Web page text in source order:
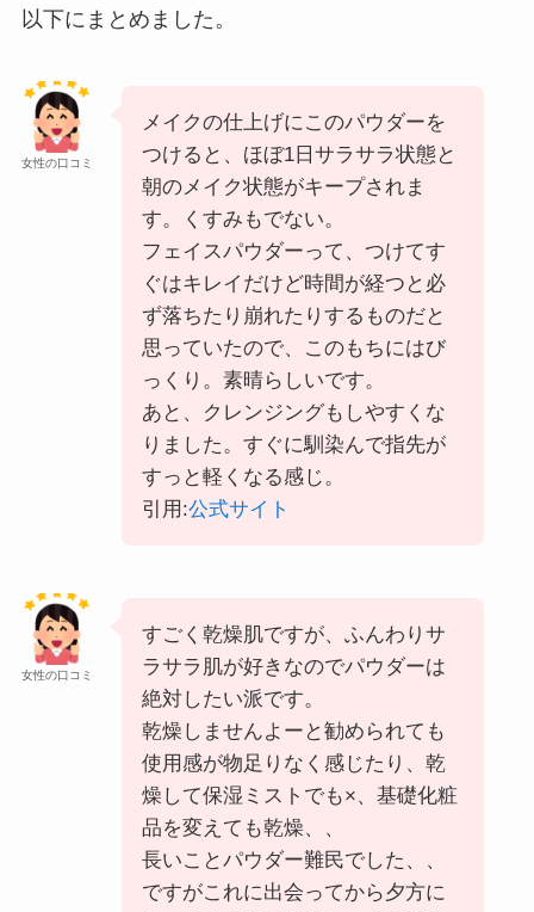
以下にまとめました。
女性の口コミ
メイクの仕上げにこのパウダーを
つけると、ほぼ1日サラサラ状態と
朝のメイク状態がキープされま
す。
くすみもでない。
フェイスパウダーって、つけてす
ぐはキレイだけど時間が経つと必
ず落ちたり崩れたりするものだと
思っていたので、このもちにはび
っくり。素晴らしいです。
あと、クレンジングもしやすくな
りました。すぐに馴染んで指先が
すっと軽くなる感じ。
引用:公式サイト
女性の口コミ
すごく乾燥肌ですが、ふんわりサ
ラサラ肌が好きなのでパウダーは
絶対したい派です。
乾燥しませんよーと勧められても
使用感が物足りなく感じたり、乾
燥して保湿ミストでも×、基礎化粧
品を変えても乾燥、、
長いことパウダー難民でした、、
ですがこれに出会ってから夕方に